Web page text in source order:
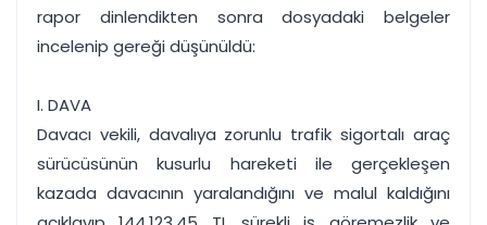
rapor dinlendikten sonra dosyadaki belgeler
incelenip gereği düşünüldü:
I. DAVA
Davacı vekili, davalıya zorunlu trafik sigortalı araç
sürücüsünün kusurlu hareketi ile gerçekleşen
kazada davacının yaralandığını ve malul kaldığını